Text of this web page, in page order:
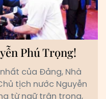
Phú Trọng!
của Đảng, Nhà
tịch nước Nguyễn
từ ngữ trân trọng,